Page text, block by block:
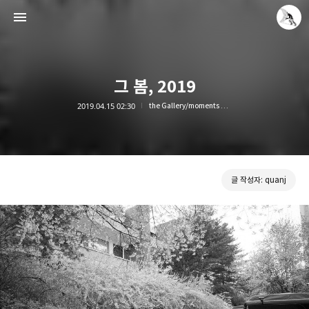
그 봄, 2019
2019.04.15 02:30 the Gallery/moments on streets
글 작성자: quanj
Leica Sisyphus